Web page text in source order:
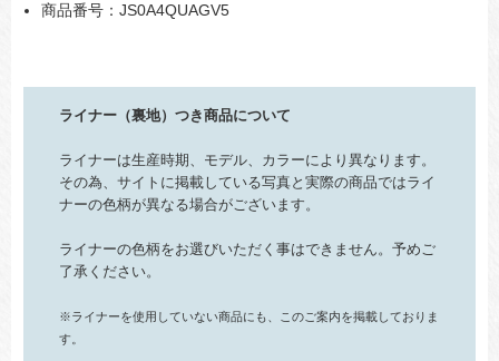
商品番号：JS0A4QUAGV5
ライナー（裏地）つき商品について
ライナーは生産時期、モデル、カラーにより異なります。
その為、サイトに掲載している写真と実際の商品ではライ
ナーの色柄が異なる場合がございます。
ライナーの色柄をお選びいただく事はできません。予めご
了承ください。
※ライナーを使用していない商品にも、このご案内を掲載しておりま
す。